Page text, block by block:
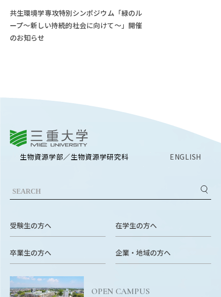
交通案内
キャンパスマップ
保護者の方へ
農学
PAMPHLET
パンフレット
生物資源学研究科紀要
ANPIC
ANPIC安否情報システム
共生環境学専攻特別シンポジウム「緑のル
ープ～新しい持続的社会に向けて～」開催
のお知らせ
生物資源学部／生物資源学研究科 ENGLISH
受験生の方へ 在学生の方へ
卒業生の方へ 企業・地域の方へ
OPEN CAMPUS